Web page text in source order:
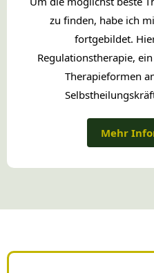
zu finden, habe ich
fortgebildet.
Regulationstherapie,
Therapieformen
Mehr